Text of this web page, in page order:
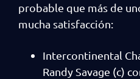
probable que más de
mucha satisfacción:
Intercontinental
Randy Savage (c)